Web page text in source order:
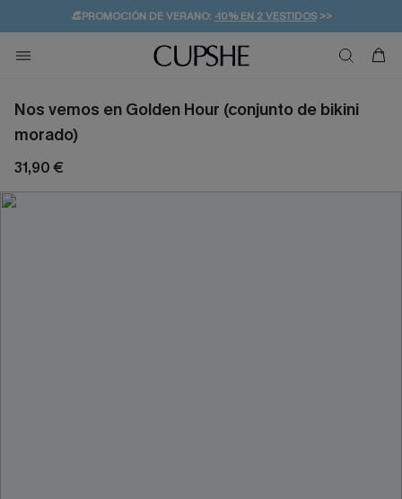
👒PROMOCIÓN DE VERANO:-10% EN 2 VESTIDOS>>
💌¡SUSCRIBIRSE & GANAR -10% EXTRA!
🚚ENVÍO GRATUITO A PARTIR DE 49 € >>
Nos vemos en Golden Hour (conjunto de bikini
morado)
31,90 €